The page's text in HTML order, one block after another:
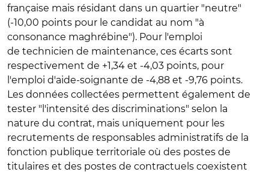
française mais résidant dans un quartier "neutre"
(-10,00 points pour le candidat au nom "à
consonance maghrébine"). Pour l'emploi
de technicien de maintenance, ces écarts sont
respectivement de +1,34 et -4,03 points, pour
l'emploi d'aide-soignante de -4,88 et -9,76 points.
Les données collectées permettent également de
tester "l'intensité des discriminations" selon la
nature du contrat, mais uniquement pour les
recrutements de responsables administratifs de la
fonction publique territoriale où des postes de
titulaires et des postes de contractuels coexistent